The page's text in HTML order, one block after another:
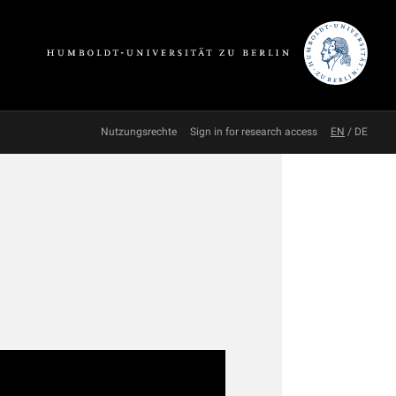
Nutzungsrechte Sign in for research access EN / DE